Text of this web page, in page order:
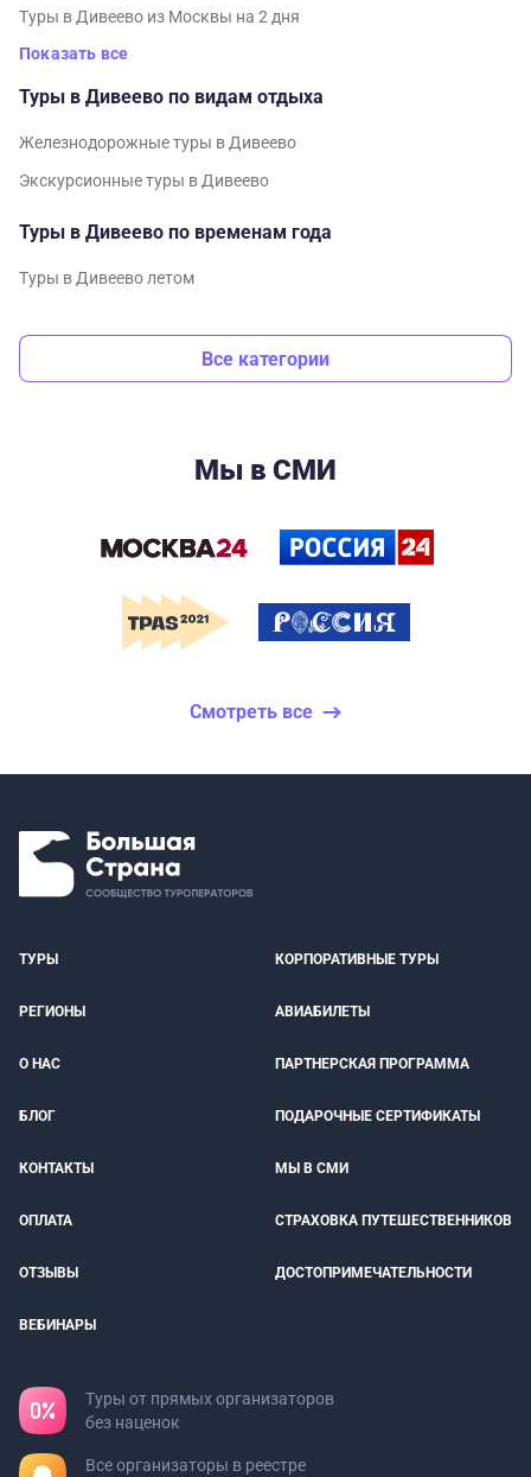
Туры в Дивеево из Москвы на 2 дня
Показать все
Туры в Дивеево по видам отдыха
Железнодорожные туры в Дивеево
Экскурсионные туры в Дивеево
Туры в Дивеево по временам года
Туры в Дивеево летом
Все категории
Мы в СМИ
Смотреть все
ТУРЫ КОРПОРАТИВНЫЕ ТУРЫ
РЕГИОНЫ АВИАБИЛЕТЫ
О НАС ПАРТНЕРСКАЯ ПРОГРАММА
БЛОГ ПОДАРОЧНЫЕ СЕРТИФИКАТЫ
КОНТАКТЫ МЫ В СМИ
ОПЛАТА СТРАХОВКА ПУТЕШЕСТВЕННИКОВ
ОТЗЫВЫ ДОСТОПРИМЕЧАТЕЛЬНОСТИ
ВЕБИНАРЫ
Туры от прямых организаторов
без наценок
Все организаторы в реестре